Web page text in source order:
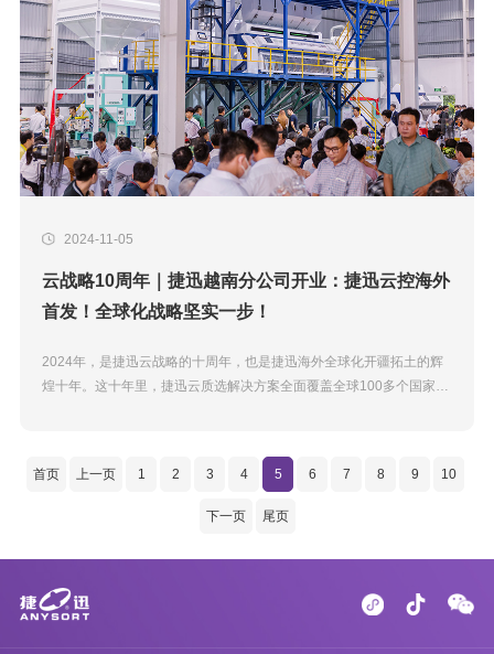
2024-11-05
云战略10周年｜捷迅越南分公司开业：捷迅云控海外
首发！全球化战略坚实一步！
2024年，是捷迅云战略的十周年，也是捷迅海外全球化开疆拓土的辉
煌十年。这十年里，捷迅云质选解决方案全面覆盖全球100多个国家和
首页 上一页 1 2 3 4 5 6 7 8 9 10
下一页 尾页